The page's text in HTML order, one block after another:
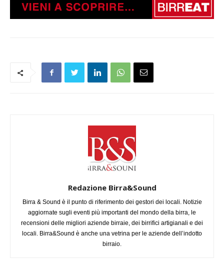
Redazione Birra&Sound
Birra & Sound è il punto di riferimento dei gestori dei locali. Notizie
aggiornate sugli eventi più importanti del mondo della birra, le
recensioni delle migliori aziende birraie, dei birrifici artigianali e dei
locali. Birra&Sound è anche una vetrina per le aziende dell’indotto
birraio.